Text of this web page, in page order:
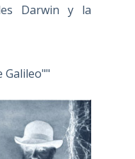
Darwin y la
Galileo""